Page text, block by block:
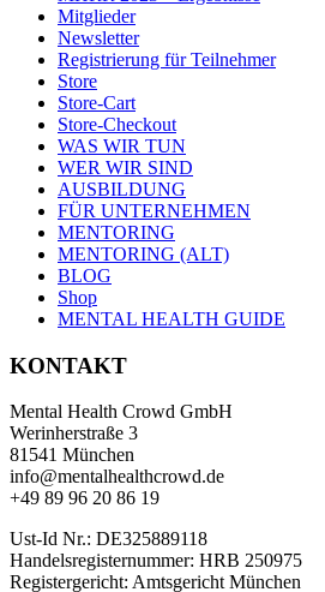
Mitglieder
Newsletter
Registrierung für Teilnehmer
Store
Store-Cart
Store-Checkout
WAS WIR TUN
WER WIR SIND
AUSBILDUNG
FÜR UNTERNEHMEN
MENTORING
MENTORING (ALT)
BLOG
Shop
MENTAL HEALTH GUIDE
KONTAKT
Mental Health Crowd GmbH
Werinherstraße 3
81541 München
info@mentalhealthcrowd.de
+49 89 96 20 86 19
Ust-Id Nr.: DE325889118
Handelsregisternummer: HRB 250975
Registergericht: Amtsgericht München